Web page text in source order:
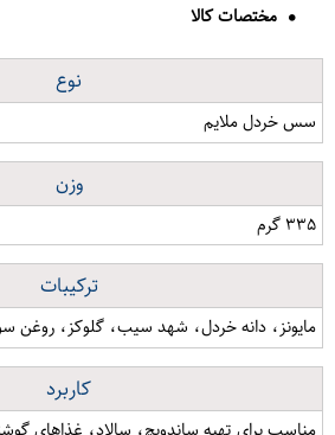
مختصات کالا
نوع
سس خردل ملایم
وزن
۳۳۵ گرم
ترکیبات
مایونز، دانه خردل، شهد سیب، گلوکز، روغن
کاربرد